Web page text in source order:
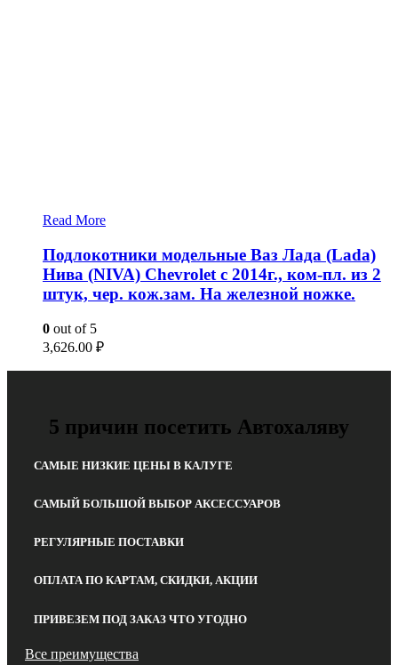
Read More
Подлокотники модельные Ваз Лада (Lada)
Нива (NIVA) Chevrolet с 2014г., ком-пл. из 2
штук, чер. кож.зам. На железной ножке.
0 out of 5
3,626.00 ₽
5 причин посетить Автохаляву
САМЫЕ НИЗКИЕ ЦЕНЫ В КАЛУГЕ
САМЫЙ БОЛЬШОЙ ВЫБОР АКСЕССУАРОВ
РЕГУЛЯРНЫЕ ПОСТАВКИ
ОПЛАТА ПО КАРТАМ, СКИДКИ, АКЦИИ
ПРИВЕЗЕМ ПОД ЗАКАЗ ЧТО УГОДНО
Все преимущества